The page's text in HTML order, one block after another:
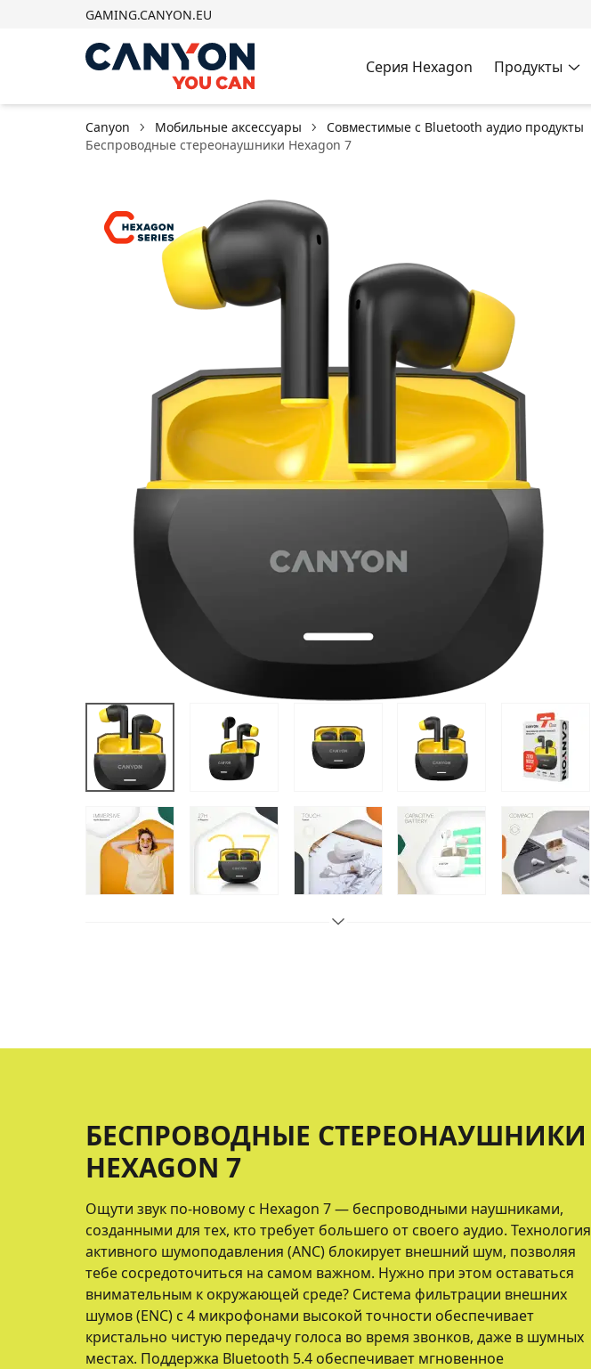
GAMING.CANYON.EU
Серия Hexagon Продукты
Canyon Мобильные аксессуары Совместимые с Bluetooth аудио продукты
Беспроводные стереонаушники Hexagon 7
БЕСПРОВОДНЫЕ СТЕРЕОНАУШНИКИ
HEXAGON 7
Ощути звук по-новому с Hexagon 7 — беспроводными наушниками,
созданными для тех, кто требует большего от своего аудио. Технология
активного шумоподавления (ANC) блокирует внешний шум, позволяя
тебе сосредоточиться на самом важном. Нужно при этом оставаться
внимательным к окружающей среде? Система фильтрации внешних
шумов (ENC) с 4 микрофонами высокой точности обеспечивает
кристально чистую передачу голоса во время звонков, даже в шумных
местах. Поддержка Bluetooth 5.4 обеспечивает мгновенное